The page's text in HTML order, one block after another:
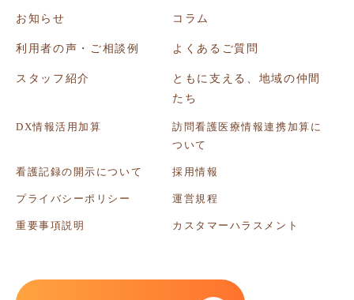
お知らせ コラム
利用者の声・ご相談例 よくあるご質問
スタッフ紹介
ともに支える、地域の仲間
たち
DX情報活用加算
訪問看護医療情報連携加算に
ついて
看護記録の開示について 採用情報
プライバシーポリシー 運営規程
重要事項説明 カスタマーハラスメント